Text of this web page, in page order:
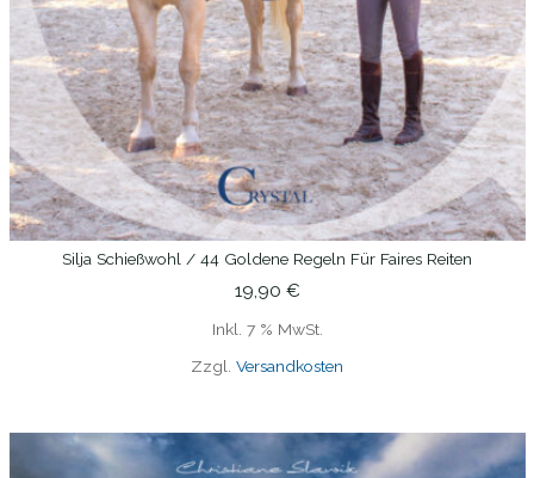
IN DEN WARENKORB
Silja Schießwohl / 44 Goldene Regeln Für Faires Reiten
19,90 €
Inkl. 7 % MwSt.
Zzgl. Versandkosten